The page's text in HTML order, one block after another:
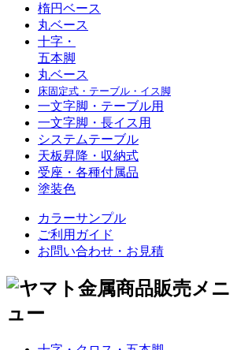
楕円ベース
丸ベース
十字・
五本脚
丸ベース
床固定式・テーブル・イス脚
一文字脚・テーブル用
一文字脚・長イス用
システムテーブル
天板昇降・収納式
受座・各種付属品
塗装色
カラーサンプル
ご利用ガイド
お問い合わせ・お見積